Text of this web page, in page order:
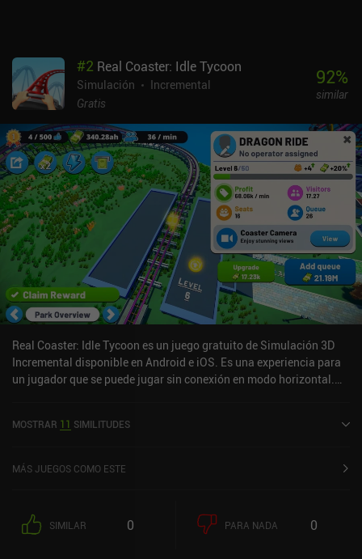
#2 Real Coaster: Idle Tycoon
Simulación
Incremental
Gratis
92%
similar
Real Coaster: Idle Tycoon es un juego gratuito de Simulación 3D
Incremental disponible en Android e iOS. Es una experiencia para
un jugador que se puede jugar sin conexión en modo horizontal.
sobre 5,0 en la App Store de iOS.
MOSTRAR 11 SIMILITUDES
MÁS JUEGOS COMO ESTE
SIMILAR 0 PARA NADA 0